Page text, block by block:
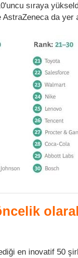
sıraya
AstraZeneca da yer
en inovatif 50